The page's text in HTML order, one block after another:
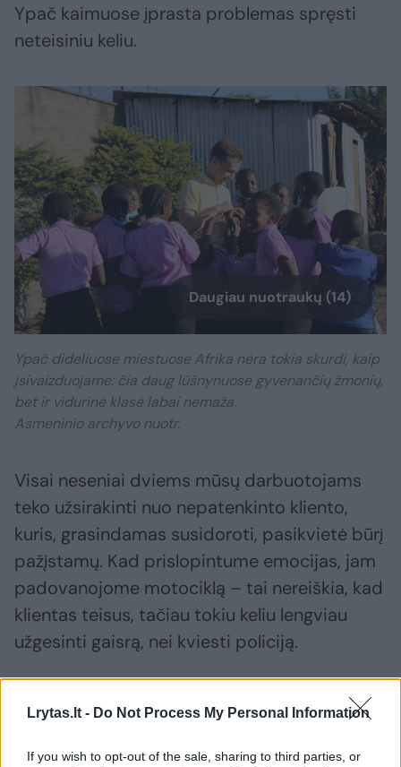
Lrytas.lt - Do Not Process My Personal Information
If you wish to opt-out of the sale, sharing to third parties, or
Ypač kaimuose įprasta problemas spręsti
neteisiniu keliu.
Daugiau nuotraukų (14)
Ypač dideliuose miestuose Afrika nėra tokia skurdi, kaip
įsivaizduojame: čia daug lūšnynuose gyvenančių žmonių,
bet ir vidurinė klasė labai nemaža.
Asmeninio archyvo nuotr.
Visai neseniai dviems mūsų darbuotojams
teko užsirakinti nuo nepatenkinto kliento,
kuris, grasindamas susidoroti, pasikvietė būrį
pažįstamų. Kad prislopintume emocijas, jam
padovanojome motociklą – tai nereiškia, kad
klientas teisus, tačiau tokiu keliu lengviau
užgesinti gaisrą, nei kviesti policiją.
– Kokią algą Kenijoje galėtų gauti,
pavyzdžiui, pardavimų vadovas?